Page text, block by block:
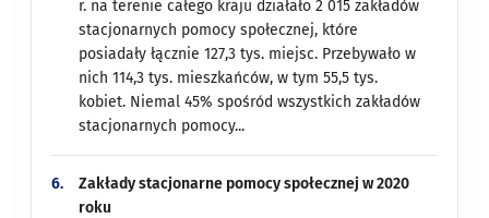
r. na terenie całego kraju działało 2 015 zakładów
stacjonarnych pomocy społecznej, które
posiadały łącznie 127,3 tys. miejsc. Przebywało w
nich 114,3 tys. mieszkańców, w tym 55,5 tys.
kobiet. Niemal 45% spośród wszystkich zakładów
stacjonarnych pomocy...
6.
Zakłady stacjonarne pomocy społecznej w 2020
roku